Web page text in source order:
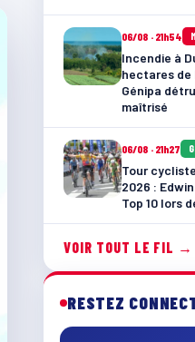
06/08 · 21h54
Incendie à
hectares de
Génipa
maîtrisé
06/08 · 21h27
Tour
2026 :
Top 10 lors
VOIR TOUT LE FIL →
RESTEZ